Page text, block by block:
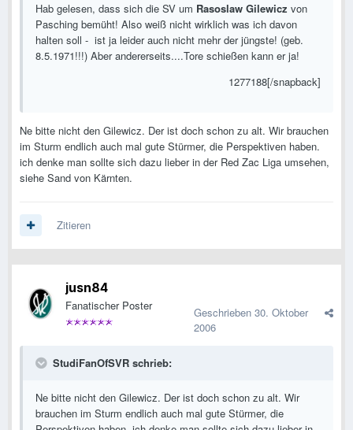
Hab gelesen, dass sich die SV um Rasoslaw Gilewicz von
Pasching bemüht! Also weiß nicht wirklich was ich davon
halten soll - ist ja leider auch nicht mehr der jüngste! (geb.
8.5.1971!!!) Aber andererseits....Tore schießen kann er ja!
1277188[/snapback]
Ne bitte nicht den Gilewicz. Der ist doch schon zu alt. Wir brauchen
im Sturm endlich auch mal gute Stürmer, die Perspektiven haben.
ich denke man sollte sich dazu lieber in der Red Zac Liga umsehen,
siehe Sand von Kärnten.
Zitieren
jusn84
Fanatischer Poster Geschrieben 30. Oktober
2006
StudiFanOfSVR schrieb:
Ne bitte nicht den Gilewicz. Der ist doch schon zu alt. Wir
brauchen im Sturm endlich auch mal gute Stürmer, die